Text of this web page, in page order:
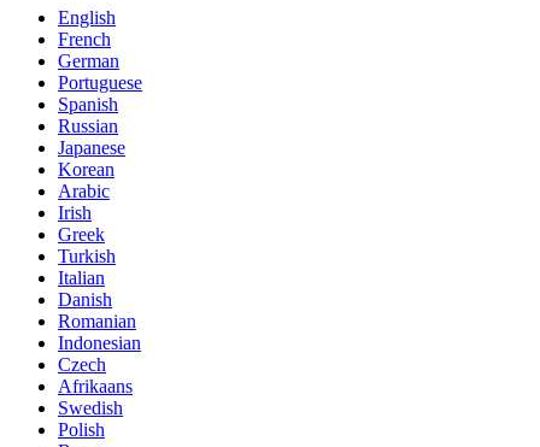
English
French
German
Portuguese
Spanish
Russian
Japanese
Korean
Arabic
Irish
Greek
Turkish
Italian
Danish
Romanian
Indonesian
Czech
Afrikaans
Swedish
Polish